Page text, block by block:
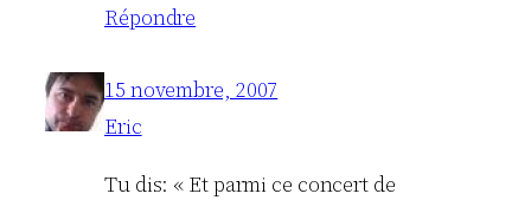
Répondre
15 novembre, 2007
Eric
Tu dis: « Et parmi ce concert de